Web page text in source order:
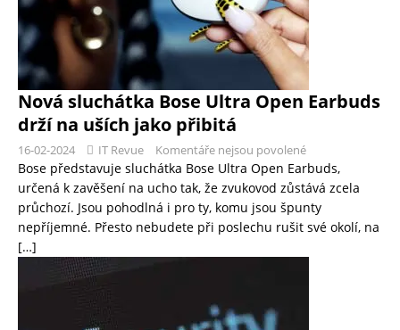
Nová sluchátka Bose Ultra Open Earbuds
drží na uších jako přibitá
16-02-2024 IT Revue Komentáře nejsou povolené
Bose představuje sluchátka Bose Ultra Open Earbuds,
určená k zavěšení na ucho tak, že zvukovod zůstává zcela
průchozí. Jsou pohodlná i pro ty, komu jsou špunty
nepříjemné. Přesto nebudete při poslechu rušit své okolí, na
[…]